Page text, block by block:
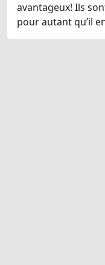
avantageux! Ils
pour autant qu’il